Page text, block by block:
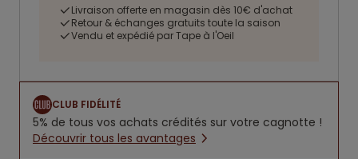
Livraison offerte en magasin dès 10€ d'achat
Retour & échanges gratuits toute la saison
Vendu et expédié par Tape à l'Oeil
CLUB FIDÉLITÉ
5% de tous vos achats crédités sur votre cagnotte !
Découvrir tous les avantages